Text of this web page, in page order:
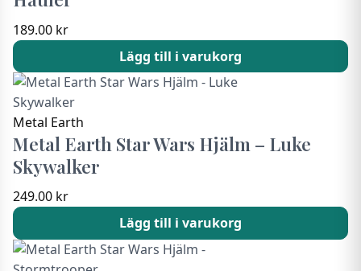
189.00 kr
Lägg till i varukorg
Metal Earth
Metal Earth Star Wars Hjälm – Luke
Skywalker
249.00 kr
Lägg till i varukorg